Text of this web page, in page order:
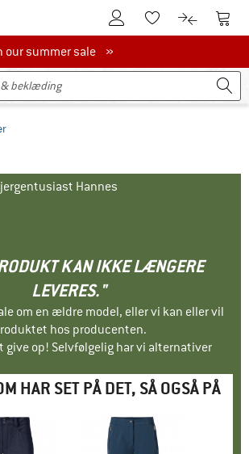
Til kundekontoenTil huskesedlen.
Til Til
summer sale
our summer sale »
Hannes
KAN IKKE LÆNGERE
LEVERES."
om en ældre model, eller vi kan eller vil
hos producenten.
give op! Selvfølgelig har vi alternativer
HAR SET PÅ DET, SÅ OGSÅ PÅ